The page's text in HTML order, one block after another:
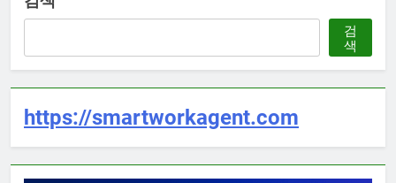
검
색
https://smartworkagent.com